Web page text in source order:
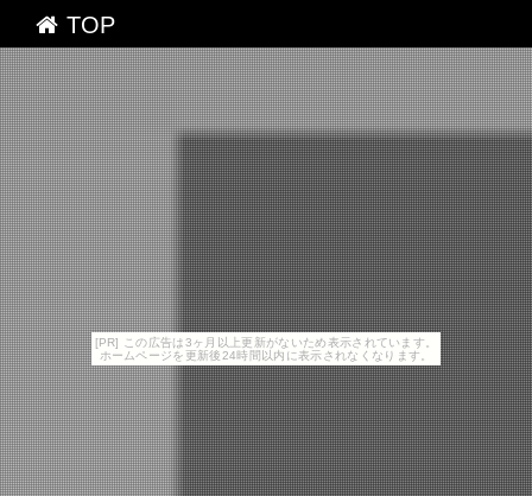
[PR] この広告は3ヶ月以上更新がないため表示されています。
ホームページを更新後24時間以内に表示されなくなります。
TOP